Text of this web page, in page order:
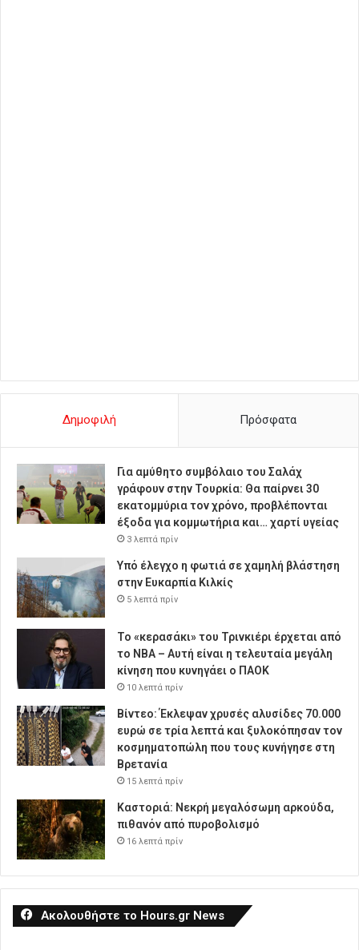
Δημοφιλή Πρόσφατα
Για αμύθητο συμβόλαιο του Σαλάχ
γράφουν στην Τουρκία: Θα παίρνει 30
εκατομμύρια τον χρόνο, προβλέπονται
έξοδα για κομμωτήρια και… χαρτί υγείας
3 λεπτά πρίν
Υπό έλεγχο η φωτιά σε χαμηλή βλάστηση
στην Ευκαρπία Κιλκίς
5 λεπτά πρίν
Το «κερασάκι» του Τρινκιέρι έρχεται από
το NBA – Αυτή είναι η τελευταία μεγάλη
κίνηση που κυνηγάει ο ΠΑΟΚ
10 λεπτά πρίν
Βίντεο: Έκλεψαν χρυσές αλυσίδες 70.000
ευρώ σε τρία λεπτά και ξυλοκόπησαν τον
κοσμηματοπώλη που τους κυνήγησε στη
Βρετανία
15 λεπτά πρίν
Καστοριά: Νεκρή μεγαλόσωμη αρκούδα,
πιθανόν από πυροβολισμό
16 λεπτά πρίν
Ακολουθήστε το Hours.gr News